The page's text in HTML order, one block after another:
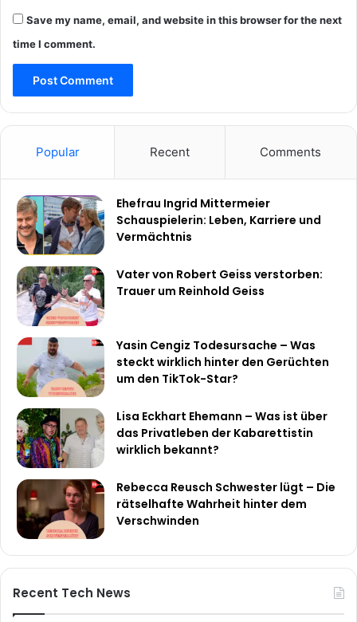
Save my name, email, and website in this browser for the next
time I comment.
Popular Recent Comments
Ehefrau Ingrid Mittermeier
Schauspielerin: Leben, Karriere und
Vermächtnis
Vater von Robert Geiss verstorben:
Trauer um Reinhold Geiss
Yasin Cengiz Todesursache – Was
steckt wirklich hinter den Gerüchten
um den TikTok-Star?
Lisa Eckhart Ehemann – Was ist über
das Privatleben der Kabarettistin
wirklich bekannt?
Rebecca Reusch Schwester lügt – Die
rätselhafte Wahrheit hinter dem
Verschwinden
Recent Tech News